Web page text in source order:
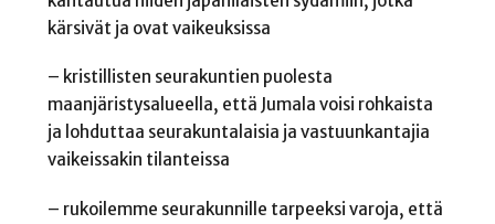
kärsivät ja ovat vaikeuksissa
– kristillisten seurakuntien puolesta
maanjäristysalueella, että Jumala voisi rohkaista
ja lohduttaa seurakuntalaisia ja vastuunkantajia
vaikeissakin tilanteissa
– rukoilemme seurakunnille tarpeeksi varoja, että